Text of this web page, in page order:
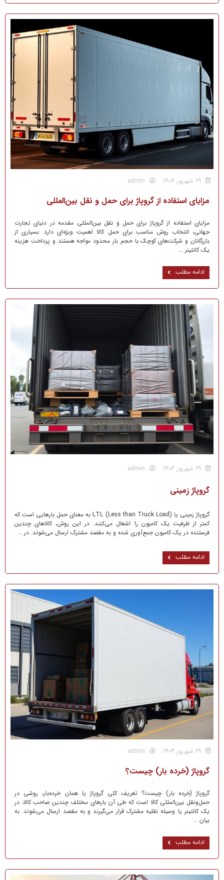
admin
مزایای استفاده از گروپاژ برای حمل و نقل بین‌المللی
مزایای استفاده از گروپاژ برای حمل و نقل بین‌المللی مقدمه در دنیای تجارت
جهانی، انتخاب روش مناسب برای حمل کالا اهمیت ویژه‌ای دارد. بسیاری از
بازرگانان و شرکت‌های کوچک با حجم بار محدود مواجه هستند و پرداخت هزینه
یک کانتینر ...
ادامه مطلب
admin
گروپاژ زمینی
گروپاژ زمینی یا LTL (Less than Truck Load) به معنای حمل بارهایی است که
کمتر از ظرفیت یک کامیون را اشغال می‌کنند. در این روش، کالاهای چندین
فرستنده در یک کامیون جمع‌آوری شده و به مقصد مشترک ارسال می‌شوند. در ...
ادامه مطلب
admin
گروپاژ (خرده بار) چیست؟
گروپاژ (خرده بار) چیست؟ تعریف کلی گروپاژ یا همان خرده‌بار، روشی در
حمل‌ونقل بین‌المللی کالا است که طی آن بارهای مختلف چندین صاحب کالا، در
یک کانتینر یا وسیله نقلیه مشترک قرار می‌گیرند و به مقصد ارسال می‌شوند. به
بیان ...
ادامه مطلب